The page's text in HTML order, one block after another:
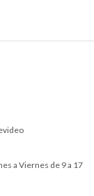
a Viernes de 9 a 17